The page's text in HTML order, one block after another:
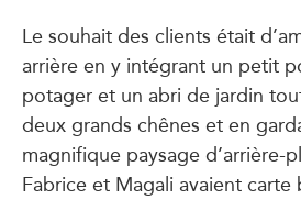
Le souhait des clients était
arrière en y intégrant un petit
potager et un abri de jardin
deux grands chênes et en
magnifique paysage d’arrière-
Fabrice et Magali avaient carte